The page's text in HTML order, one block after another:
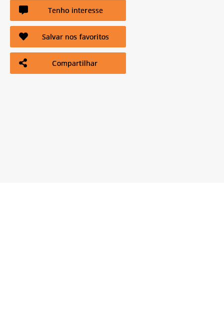
Tenho interesse
Salvar nos favoritos
Compartilhar